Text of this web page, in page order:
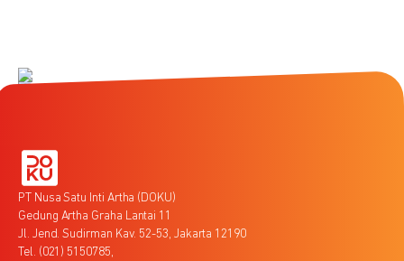
PT Nusa Satu Inti Artha (DOKU)
Gedung Artha Graha Lantai 11
Jl. Jend. Sudirman Kav. 52-53, Jakarta 12190
Tel. (021) 5150785,